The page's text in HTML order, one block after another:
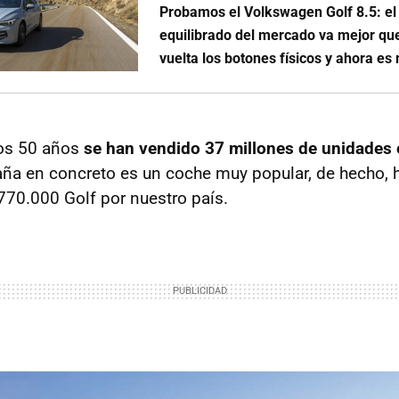
Probamos el Volkswagen Golf 8.5:
equilibrado del mercado va mejor
vuelta los botones físicos y ahora es
50 años se han vendido 37 millones de unidades
en concreto es un coche muy popular, de hecho,
Golf por nuestro país.